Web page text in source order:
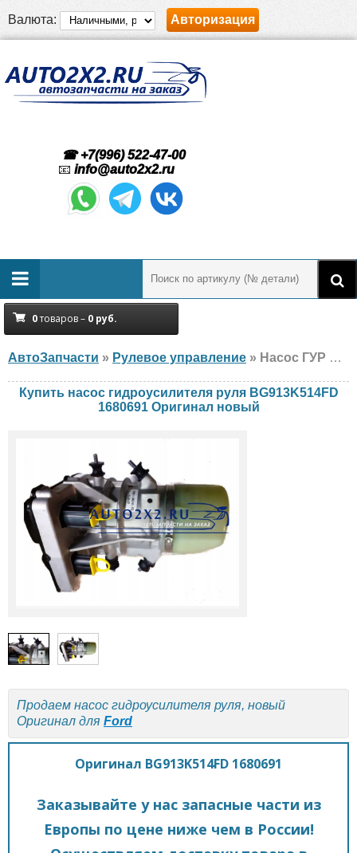
Валюта: Авторизация
☎ +7(996) 522-47-00
📧 info@auto2x2.ru
0товаров – 0 руб.
АвтоЗапчасти » Рулевое управление » Насос ГУР Оригинал BG913K514FD 1680691 Ford, новый
Купить насос гидроусилителя руля BG913K514FD
1680691 Оригинал новый
Продаем насос гидроусилителя руля, новый
Оригинал для Ford
Оригинал BG913K514FD 1680691
Заказывайте у нас запасные части из
Европы по цене ниже чем в России!